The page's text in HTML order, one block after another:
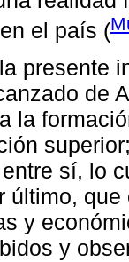
el país (
presente
de
la
sí, lo
último,
y
y